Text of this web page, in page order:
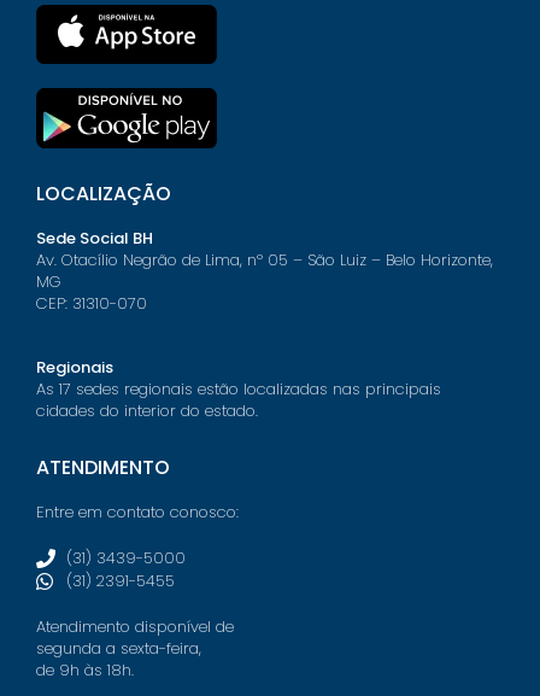
LOCALIZAÇÃO
Sede Social BH
Av. Otacílio Negrão de Lima, nº 05 – São Luiz – Belo Horizonte,
MG
CEP: 31310-070
Regionais
As 17 sedes regionais estão localizadas nas principais
cidades do interior do estado.
ATENDIMENTO
Entre em contato conosco:
(31) 3439-5000
(31) 2391-5455
Atendimento disponível de
segunda a sexta-feira,
de 9h às 18h.